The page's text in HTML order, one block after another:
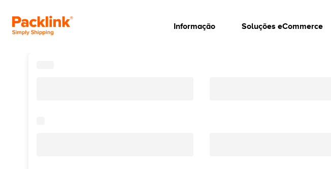
Informação Soluções eCommerce